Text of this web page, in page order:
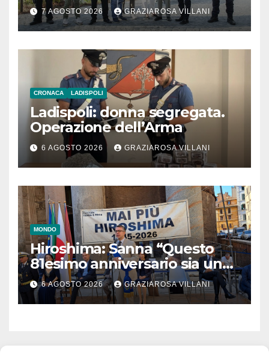
l’inaugurazione
7 AGOSTO 2026 GRAZIAROSA VILLANI
CRONACA LADISPOLI
Ladispoli: donna segregata.
Operazione dell’Arma
6 AGOSTO 2026 GRAZIAROSA VILLANI
MONDO
Hiroshima: Sanna “Questo
81esimo anniversario sia un
monito per tutti”
6 AGOSTO 2026 GRAZIAROSA VILLANI